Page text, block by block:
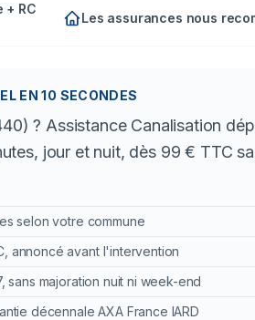
+ RC
Les assurances nous
EN 10 SECONDES
? Assistance Canalisation
jour et nuit, dès 99 € TTC
selon votre commune
annoncé avant l'intervention
sans majoration nuit ni week-end
décennale AXA France IARD